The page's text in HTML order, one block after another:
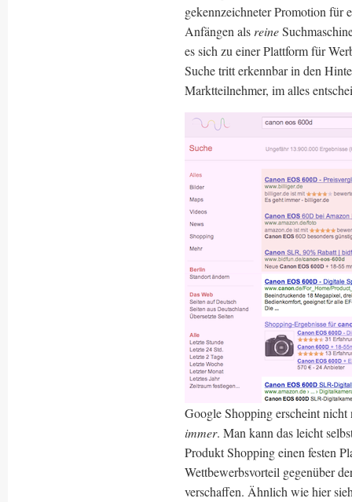
gekennzeichneter Promotion für
Anfängen als reine
es sich zu einer Plattform für
Suche tritt erkennbar in den
Marktteilnehmer, im alles
Google Shopping erscheint
immer. Man kann das leicht
Produkt Shopping einen festen
Wettbewerbsvorteil gegenüber
verschaffen. Ähnlich wie hier